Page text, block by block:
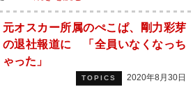
元オスカー所属のぺこぱ、剛力彩芽
の退社報道に 「全員いなくなっち
ゃった」
TOPICS 2020年8月30日